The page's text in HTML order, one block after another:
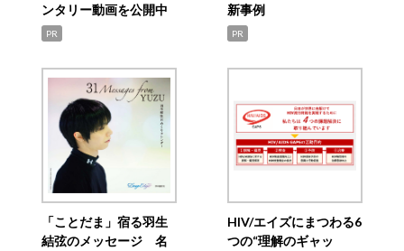
ンタリー動画を公開中
PR
新事例
PR
「ことだま」宿る羽生
結弦のメッセージ 名
HIV/エイズにまつわる6
つの“理解のギャッ